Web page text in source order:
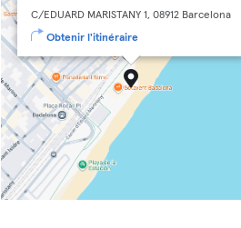
C/EDUARD MARISTANY 1, 08912 Barcelona
Obtenir l'itinéraire